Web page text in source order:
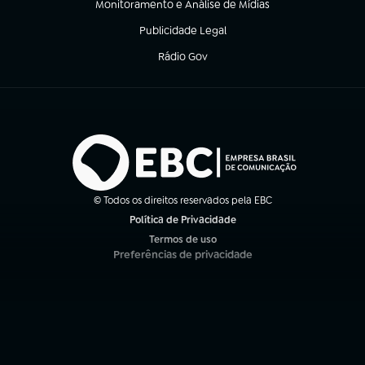
Monitoramento e Análise de Mídias
(abre em nova aba)
Publicidade Legal
(abre em nova aba)
Rádio Gov
(abre em nova aba)
© Todos os direitos reservados pela EBC
Política de Privacidade
Termos de uso
(abre em nova aba)
Preferências de privacidade